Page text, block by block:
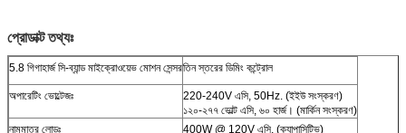
প্রোডাক্ট তথ্যঃ
5.8 গিগাহার্জ সি-ব্যান্ড মাইক্রোওয়েভ মোশন সেন্সরতিন স্তরের ডিমিং কন্ট্রোল
অপারেটিং ভোল্টেজঃ
220-240V এসি, 50Hz. (ইইউ সংস্করণ)
১২০-২৭৭ ভোল্ট এসি, ৬০ হার্জ। (মার্কিন সংস্করণ)
নামমাত্র লোডঃ
400W @ 120V এসি, (ক্যাপাসিটিভ)